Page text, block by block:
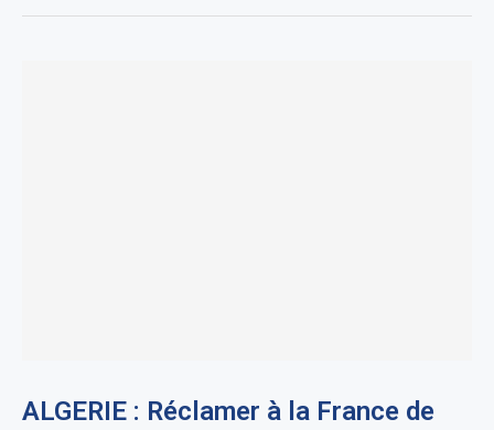
ALGERIE : Réclamer à la France de